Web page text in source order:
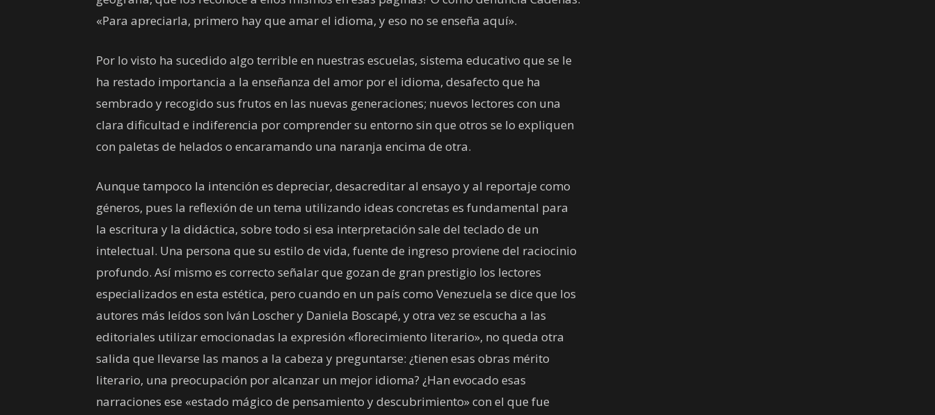
«Para apreciarla, primero hay que amar el idioma, y eso no se enseña aquí».
Por lo visto ha sucedido algo terrible en nuestras escuelas, sistema educativo que se le
ha restado importancia a la enseñanza del amor por el idioma, desafecto que ha
sembrado y recogido sus frutos en las nuevas generaciones; nuevos lectores con una
clara dificultad e indiferencia por comprender su entorno sin que otros se lo expliquen
con paletas de helados o encaramando una naranja encima de otra.
Aunque tampoco la intención es depreciar, desacreditar al ensayo y al reportaje como
géneros, pues la reflexión de un tema utilizando ideas concretas es fundamental para
la escritura y la didáctica, sobre todo si esa interpretación sale del teclado de un
intelectual. Una persona que su estilo de vida, fuente de ingreso proviene del raciocinio
profundo. Así mismo es correcto señalar que gozan de gran prestigio los lectores
especializados en esta estética, pero cuando en un país como Venezuela se dice que los
autores más leídos son Iván Loscher y Daniela Boscapé, y otra vez se escucha a las
editoriales utilizar emocionadas la expresión «florecimiento literario», no queda otra
salida que llevarse las manos a la cabeza y preguntarse: ¿tienen esas obras mérito
literario, una preocupación por alcanzar un mejor idioma? ¿Han evocado esas
narraciones ese «estado mágico de pensamiento y descubrimiento» con el que fue